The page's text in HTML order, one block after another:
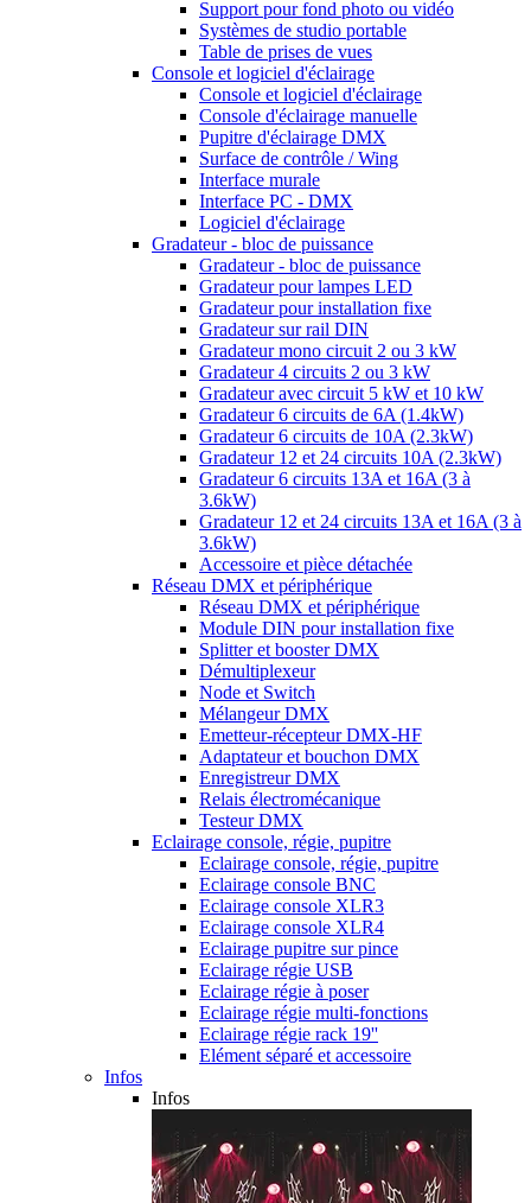
Support pour fond photo ou vidéo
Systèmes de studio portable
Table de prises de vues
Console et logiciel d'éclairage
Console et logiciel d'éclairage
Console d'éclairage manuelle
Pupitre d'éclairage DMX
Surface de contrôle / Wing
Interface murale
Interface PC - DMX
Logiciel d'éclairage
Gradateur - bloc de puissance
Gradateur - bloc de puissance
Gradateur pour lampes LED
Gradateur pour installation fixe
Gradateur sur rail DIN
Gradateur mono circuit 2 ou 3 kW
Gradateur 4 circuits 2 ou 3 kW
Gradateur avec circuit 5 kW et 10 kW
Gradateur 6 circuits de 6A (1.4kW)
Gradateur 6 circuits de 10A (2.3kW)
Gradateur 12 et 24 circuits 10A (2.3kW)
Gradateur 6 circuits 13A et 16A (3 à
3.6kW)
Gradateur 12 et 24 circuits 13A et 16A (3 à
3.6kW)
Accessoire et pièce détachée
Réseau DMX et périphérique
Réseau DMX et périphérique
Module DIN pour installation fixe
Splitter et booster DMX
Démultiplexeur
Node et Switch
Mélangeur DMX
Emetteur-récepteur DMX-HF
Adaptateur et bouchon DMX
Enregistreur DMX
Relais électromécanique
Testeur DMX
Eclairage console, régie, pupitre
Eclairage console, régie, pupitre
Eclairage console BNC
Eclairage console XLR3
Eclairage console XLR4
Eclairage pupitre sur pince
Eclairage régie USB
Eclairage régie à poser
Eclairage régie multi-fonctions
Eclairage régie rack 19''
Elément séparé et accessoire
Infos
Infos